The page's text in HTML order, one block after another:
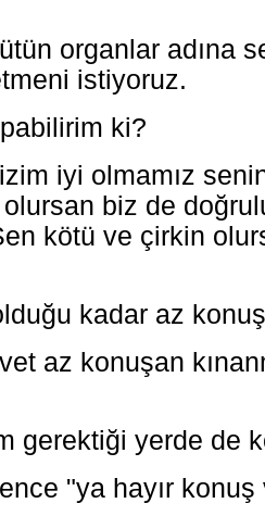
organlar adına
istiyoruz.
ki?
iyi olmamız
biz de
kötü ve çirkin
kadar az
az konuşan
gerektiği yerde de
"ya hayır